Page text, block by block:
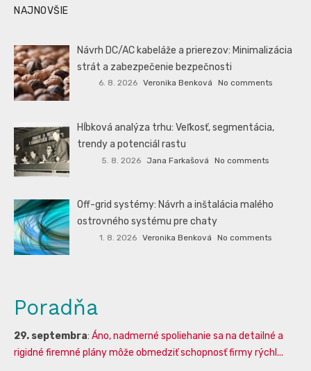
NAJNOVŠIE
Návrh DC/AC kabeláže a prierezov: Minimalizácia
strát a zabezpečenie bezpečnosti
6. 8. 2026 Veronika Benková No comments
Hĺbková analýza trhu: Veľkosť, segmentácia,
trendy a potenciál rastu
5. 8. 2026 Jana Farkašová No comments
Off-grid systémy: Návrh a inštalácia malého
ostrovného systému pre chaty
1. 8. 2026 Veronika Benková No comments
Poradňa
29. septembra: Áno, nadmerné spoliehanie sa na detailné a
rigidné firemné plány môže obmedziť schopnosť firmy rýchl...